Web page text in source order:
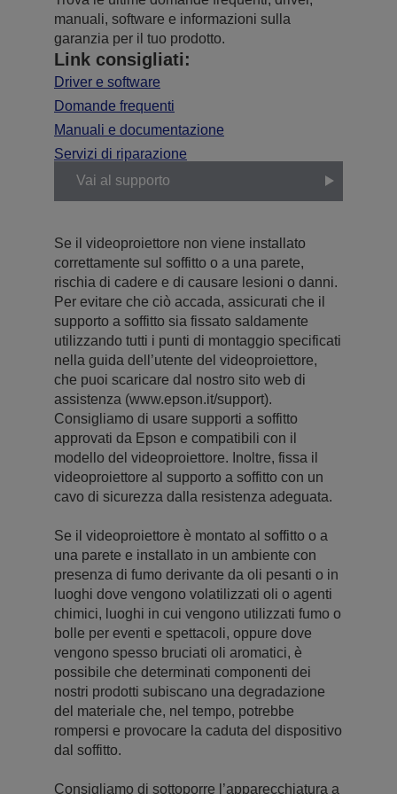
manuali, software e informazioni sulla
garanzia per il tuo prodotto.
Link consigliati:
Driver e software
Domande frequenti
Manuali e documentazione
Servizi di riparazione
Vai al supporto
Se il videoproiettore non viene installato
correttamente sul soffitto o a una parete,
rischia di cadere e di causare lesioni o danni.
Per evitare che ciò accada, assicurati che il
supporto a soffitto sia fissato saldamente
utilizzando tutti i punti di montaggio specificati
nella guida dell’utente del videoproiettore,
che puoi scaricare dal nostro sito web di
assistenza (www.epson.it/support).
Consigliamo di usare supporti a soffitto
approvati da Epson e compatibili con il
modello del videoproiettore. Inoltre, fissa il
videoproiettore al supporto a soffitto con un
cavo di sicurezza dalla resistenza adeguata.
Se il videoproiettore è montato al soffitto o a
una parete e installato in un ambiente con
presenza di fumo derivante da oli pesanti o in
luoghi dove vengono volatilizzati oli o agenti
chimici, luoghi in cui vengono utilizzati fumo o
bolle per eventi e spettacoli, oppure dove
vengono spesso bruciati oli aromatici, è
possibile che determinati componenti dei
nostri prodotti subiscano una degradazione
del materiale che, nel tempo, potrebbe
rompersi e provocare la caduta del dispositivo
dal soffitto.
Consigliamo di sottoporre l’apparecchiatura a